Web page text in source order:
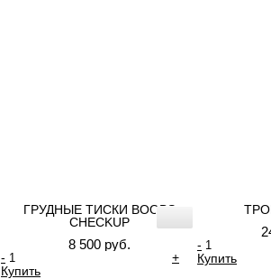
ГРУДНЫЕ ТИСКИ BOOBS
CHECKUP
8 500 руб.
-
+
Купить
-
Купить